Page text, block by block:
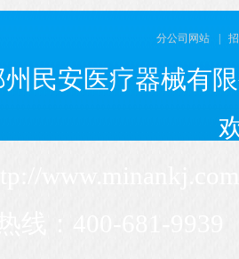
分公司网站
州民安医疗器械有